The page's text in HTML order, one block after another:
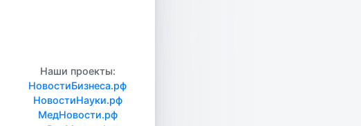
Наши проекты:
НовостиБизнеса.рф
НовостиНауки.рф
МедНовости.рф